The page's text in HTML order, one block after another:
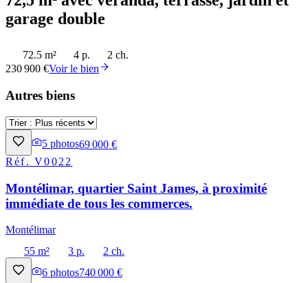
garage double
72.5 m² 4 p.
2 ch.
230 900 €Voir le bien
Autres biens
5 photos69 000 €
Réf.V0022
Montélimar, quartier Saint James, à proximité
immédiate de tous les commerces.
Montélimar
55 m²
3 p.
2 ch.
6 photos740 000 €